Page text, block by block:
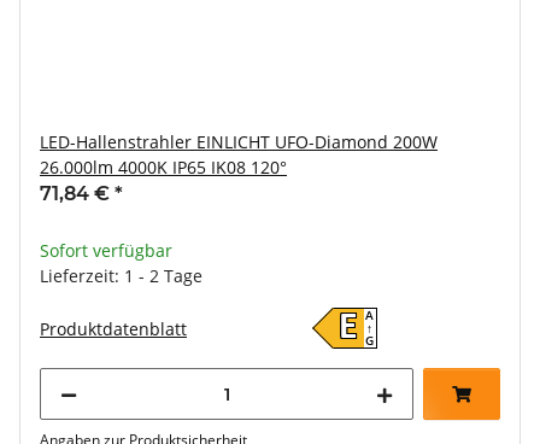
LED-Hallenstrahler EINLICHT UFO-Diamond 200W
26.000lm 4000K IP65 IK08 120°
71,84 € *
Sofort verfügbar
Lieferzeit: 1 - 2 Tage
Produktdatenblatt E A
↑
G
Angaben zur Produktsicherheit